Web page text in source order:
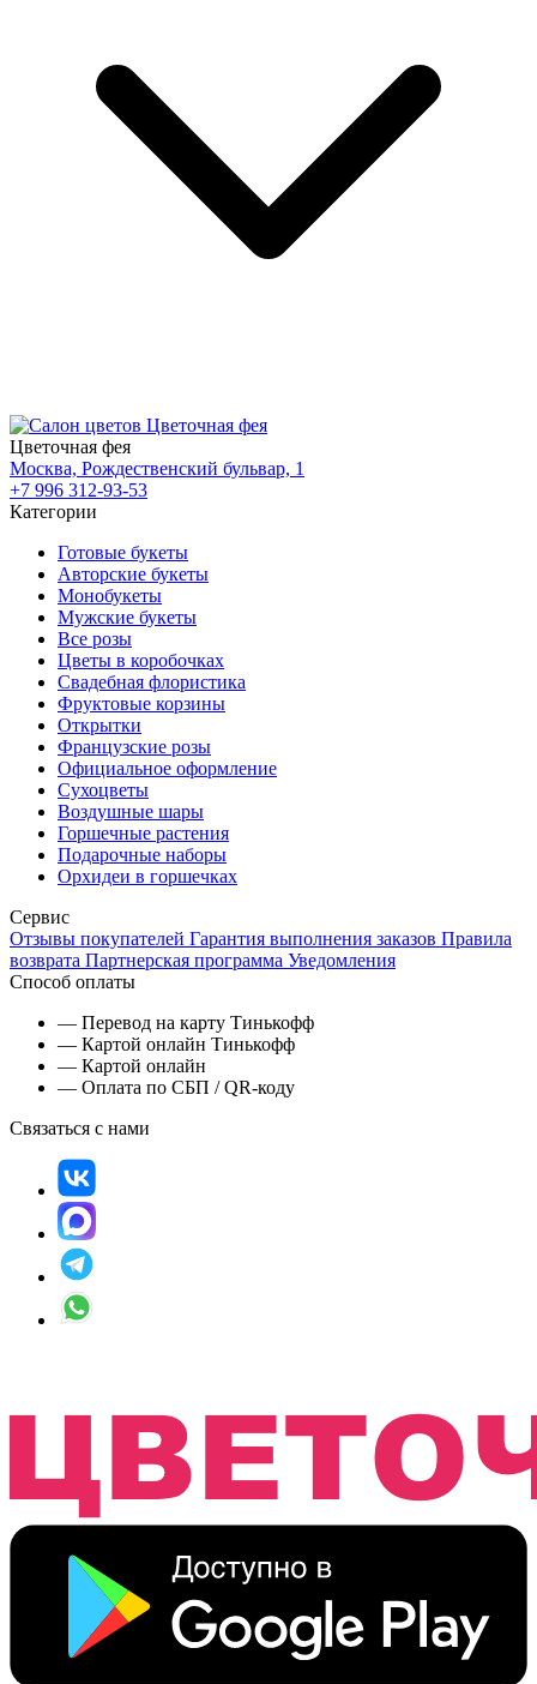
Цветочная фея
Москва, Рождественский бульвар, 1
+7 996 312-93-53
Категории
Готовые букеты
Авторские букеты
Монобукеты
Мужские букеты
Все розы
Цветы в коробочках
Свадебная флористика
Фруктовые корзины
Открытки
Французские розы
Официальное оформление
Сухоцветы
Воздушные шары
Горшечные растения
Подарочные наборы
Орхидеи в горшечках
Сервис
Отзывы покупателей Гарантия выполнения заказов Правила
возврата Партнерская программа Уведомления
Способ оплаты
— Перевод на карту Тинькофф
— Картой онлайн Тинькофф
— Картой онлайн
— Оплата по СБП / QR-коду
Связаться с нами